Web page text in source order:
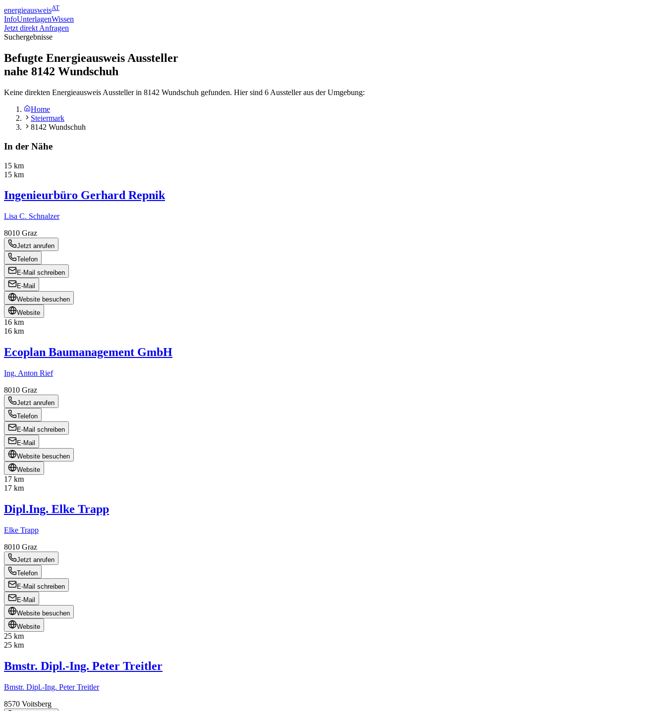
energieausweisAT
InfoUnterlagenWissen
Jetzt direkt Anfragen
Suchergebnisse
Befugte Energieausweis Aussteller
nahe 8142 Wundschuh
Keine direkten Energieausweis Aussteller in 8142 Wundschuh gefunden. Hier sind 6 Aussteller aus der Umgebung:
Home
Steiermark
8142 Wundschuh
In der Nähe
15 km
15 km
Ingenieurbüro Gerhard Repnik
Lisa C. Schnalzer
8010 Graz
Jetzt anrufen
Telefon
E-Mail schreiben
E-Mail
Website besuchen
Website
16 km
16 km
Ecoplan Baumanagement GmbH
Ing. Anton Rief
8010 Graz
Jetzt anrufen
Telefon
E-Mail schreiben
E-Mail
Website besuchen
Website
17 km
17 km
Dipl.Ing. Elke Trapp
Elke Trapp
8010 Graz
Jetzt anrufen
Telefon
E-Mail schreiben
E-Mail
Website besuchen
Website
25 km
25 km
Bmstr. Dipl.-Ing. Peter Treitler
Bmstr. Dipl.-Ing. Peter Treitler
8570 Voitsberg